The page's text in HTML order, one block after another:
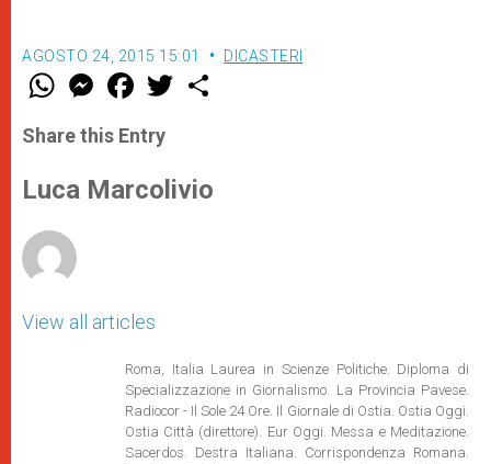
AGOSTO 24, 2015 15:01 DICASTERI
W
t
s
p
p
M
e
s
e
g
e
F
a
e
b
o
k
w
r
Share this Entry
Luca Marcolivio
View all articles
Roma, Italia Laurea in Scienze Politiche. Diploma di
Specializzazione in Giornalismo. La Provincia Pavese.
Radiocor - Il Sole 24 Ore. Il Giornale di Ostia. Ostia Oggi.
Ostia Città (direttore). Eur Oggi. Messa e Meditazione.
Sacerdos. Destra Italiana. Corrispondenza Romana.